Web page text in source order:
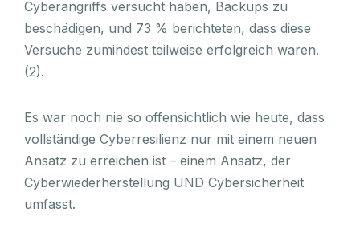
Cyberangriffs versucht haben, Backups zu
beschädigen, und 73 % berichteten, dass diese
Versuche zumindest teilweise erfolgreich waren.
(2).
Es war noch nie so offensichtlich wie heute, dass
vollständige Cyberresilienz nur mit einem neuen
Ansatz zu erreichen ist – einem Ansatz, der
Cyberwiederherstellung UND Cybersicherheit
umfasst.